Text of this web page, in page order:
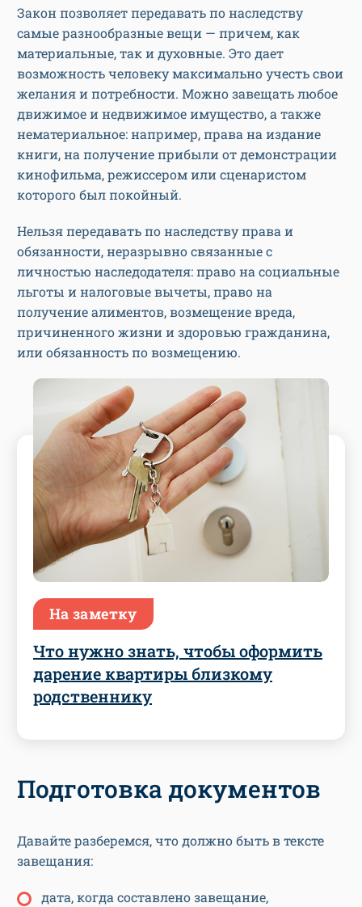
Закон позволяет передавать по наследству
самые разнообразные вещи — причем, как
материальные, так и духовные. Это дает
возможность человеку максимально учесть свои
желания и потребности. Можно завещать любое
движимое и недвижимое имущество, а также
нематериальное: например, права на издание
книги, на получение прибыли от демонстрации
кинофильма, режиссером или сценаристом
которого был покойный.
Нельзя передавать по наследству права и
обязанности, неразрывно связанные с
личностью наследодателя: право на социальные
льготы и налоговые вычеты, право на
получение алиментов, возмещение вреда,
причиненного жизни и здоровью гражданина,
или обязанность по возмещению.
На заметку
Что нужно знать, чтобы оформить
дарение квартиры близкому
родственнику
Подготовка документов
Давайте разберемся, что должно быть в тексте
завещания:
дата, когда составлено завещание,